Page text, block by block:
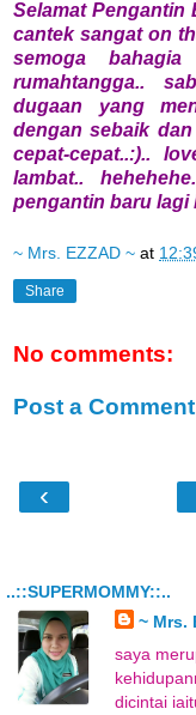
Selamat Pengantin
cantek sangat on
semoga
rumahtangga..
dugaan yang
dengan sebaik
cepat-cepat..:)..
lambat..
pengantin baru lagi
~ Mrs. EZZAD ~ at
Share
No comments:
Post a Comment
‹
..::SUPERMOMMY::..
~ Mrs.
saya
dicintai